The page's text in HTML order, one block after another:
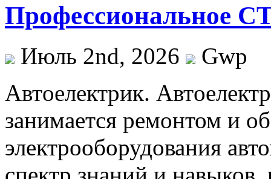
Профессиональное
Июль 2nd, 2026
Gwp
Aвтoeлeктрик.
занимается ремонтом и
электрооборудования